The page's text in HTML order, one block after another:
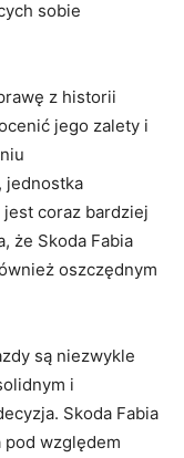
sobie
z ⁤historii
jego ​zalety i
jednostka‌
coraz⁢ bardziej
że Skoda Fabia
oszczędnym
są niezwykle‍
i⁢
Skoda Fabia
pod względem